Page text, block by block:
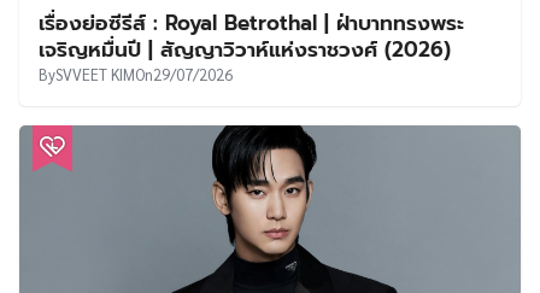
เรื่องย่อซีรีส์ : Royal Betrothal | ฝ่าบาททรงพระ
เจริญหมื่นปี | สัญญาวิวาห์แห่งราชวงศ์ (2026)
BySVVEET KIMOn29/07/2026